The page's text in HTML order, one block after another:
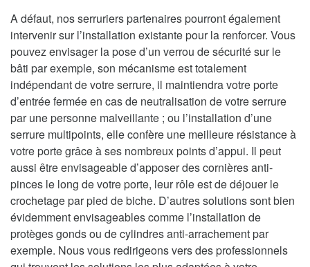
A défaut, nos serruriers partenaires pourront également
intervenir sur l’installation existante pour la renforcer. Vous
pouvez envisager la pose d’un verrou de sécurité sur le
bâti par exemple, son mécanisme est totalement
indépendant de votre serrure, il maintiendra votre porte
d’entrée fermée en cas de neutralisation de votre serrure
par une personne malveillante ; ou l’installation d’une
serrure multipoints, elle confère une meilleure résistance à
votre porte grâce à ses nombreux points d’appui. Il peut
aussi être envisageable d’apposer des cornières anti-
pinces le long de votre porte, leur rôle est de déjouer le
crochetage par pied de biche. D’autres solutions sont bien
évidemment envisageables comme l’installation de
protèges gonds ou de cylindres anti-arrachement par
exemple. Nous vous redirigeons vers des professionnels